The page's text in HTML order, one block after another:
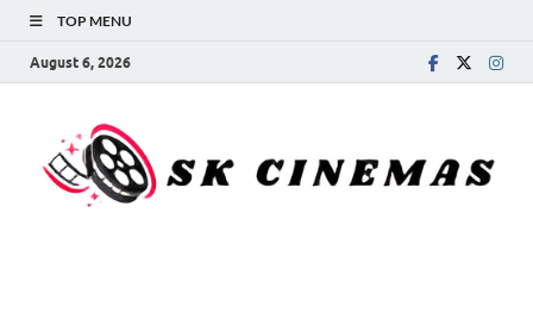
TOP MENU
August 6, 2026